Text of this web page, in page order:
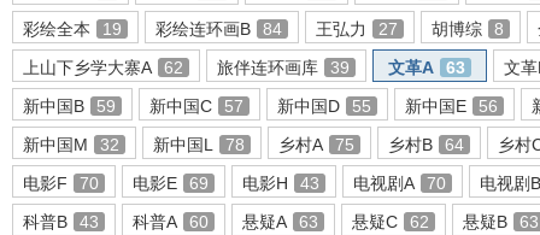
画
彩绘全本
19 彩绘连环画B 84 王弘力 27 胡博综 8
上山下乡学大寨A
62 旅伴连环画库 39 文革A 63
文
新中国B
59 新中国C 57 新中国D 55 新中国E 56
新中国M
32 新中国L 78 乡村A 75 乡村B 64
乡村
电影F
70 电影E 69 电影H 43 电视剧A 70
电视剧B
科普B
43 科普A 60 悬疑A 63 悬疑C 62 悬疑B
63